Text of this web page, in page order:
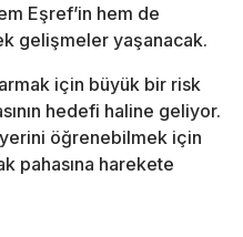
Eşref’in hem de
gelişmeler yaşanacak.
için büyük bir risk
hedefi haline geliyor.
yerini öğrenebilmek için
pahasına harekete